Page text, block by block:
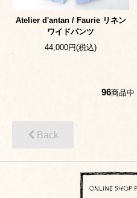
Atelier d'antan / Faurie リネン
ワイドパンツ
44,000円(税込)
96商品中
Back